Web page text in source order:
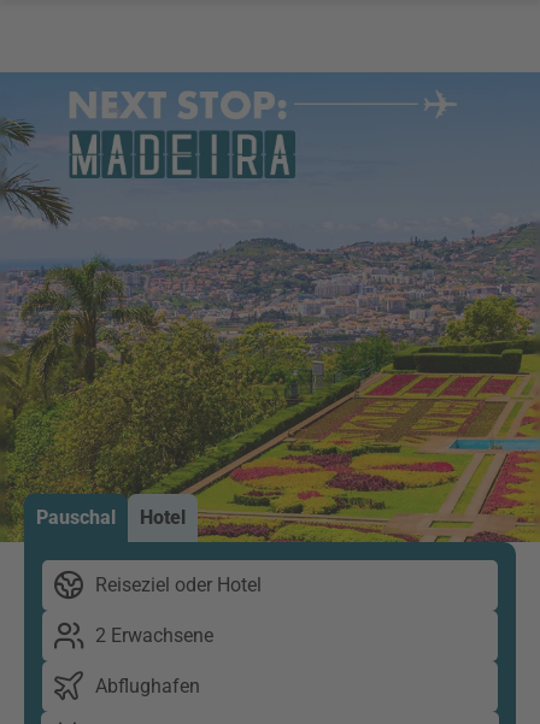
Pauschal Hotel
Reiseziel oder Hotel
2 Erwachsene
Abflughafen